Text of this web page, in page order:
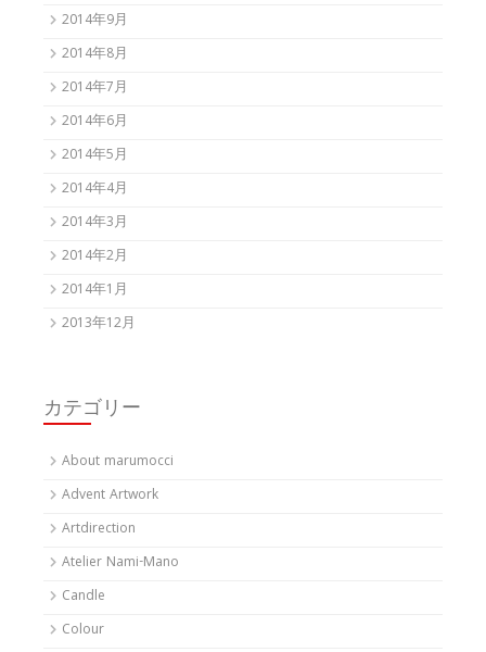
2014年9月
2014年8月
2014年7月
2014年6月
2014年5月
2014年4月
2014年3月
2014年2月
2014年1月
2013年12月
カテゴリー
About marumocci
Advent Artwork
Artdirection
Atelier Nami-Mano
Candle
Colour